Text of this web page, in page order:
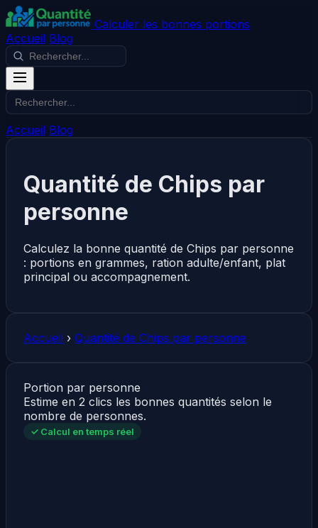
Calculer les bonnes portions
Accueil Blog
Accueil Blog
Quantité de Chips par
personne
Calculez la bonne quantité de Chips par personne
: portions en grammes, ration adulte/enfant, plat
principal ou accompagnement.
Accueil › Quantité de Chips par personne
Portion par personne
Estime en 2 clics les bonnes quantités selon le
nombre de personnes.
✓ Calcul en temps réel